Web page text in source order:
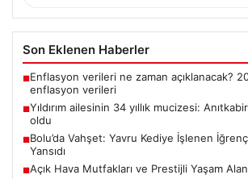
Son Eklenen Haberler
■Enflasyon verileri ne zaman açıklanacak?
enflasyon verileri
■Yıldırım ailesinin 34 yıllık mucizesi:
oldu
■Bolu’da Vahşet: Yavru Kediye İşlenen
Yansıdı
■Açık Hava Mutfakları ve Prestijli Yaşam